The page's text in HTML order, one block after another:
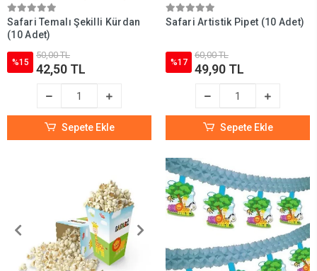
Safari Temalı Şekilli Kürdan
(10 Adet)
%15
50,00 TL
42,50 TL
Sepete Ekle
Safari Artistik Pipet (10 Adet)
%17
60,00 TL
49,90 TL
Sepete Ekle